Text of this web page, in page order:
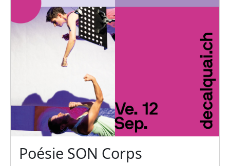
Poésie SON Corps